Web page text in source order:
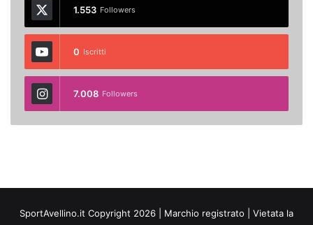
1.553 Followers
0 Iscritti
7.008 Followers
SportAvellino.it Copyright 2026 | Marchio registrato | Vietata la